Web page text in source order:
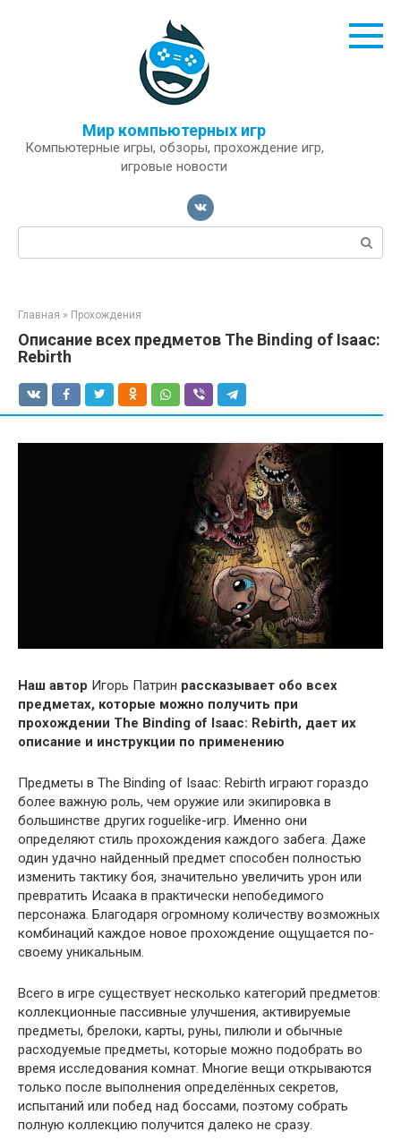
Мир компьютерных игр
Компьютерные игры, обзоры, прохождение игр,
игровые новости
Поиск:
Главная » Прохождения
Описание всех предметов The Binding of Isaac:
Rebirth
Наш автор Игорь Патрин рассказывает обо всех
предметах, которые можно получить при
прохождении The Binding of Isaac: Rebirth, дает их
описание и инструкции по применению
Предметы в The Binding of Isaac: Rebirth играют гораздо
более важную роль, чем оружие или экипировка в
большинстве других roguelike-игр. Именно они
определяют стиль прохождения каждого забега. Даже
один удачно найденный предмет способен полностью
изменить тактику боя, значительно увеличить урон или
превратить Исаака в практически непобедимого
персонажа. Благодаря огромному количеству возможных
комбинаций каждое новое прохождение ощущается по-
своему уникальным.
Всего в игре существует несколько категорий предметов:
коллекционные пассивные улучшения, активируемые
предметы, брелоки, карты, руны, пилюли и обычные
расходуемые предметы, которые можно подобрать во
время исследования комнат. Многие вещи открываются
только после выполнения определённых секретов,
испытаний или побед над боссами, поэтому собрать
полную коллекцию получится далеко не сразу.